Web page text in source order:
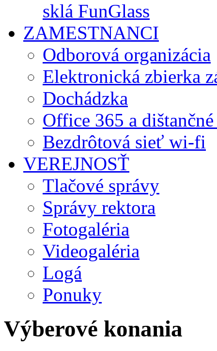
sklá FunGlass
ZAMESTNANCI
Odborová organizácia
Elektronická zbierka
Dochádzka
Office 365 a
Bezdrôtová sieť wi-fi
VEREJNOSŤ
Tlačové správy
Správy rektora
Fotogaléria
Videogaléria
Logá
Ponuky
Výberové konania